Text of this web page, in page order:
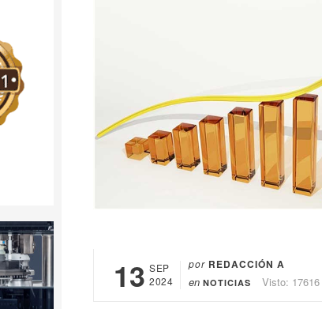
13 SEP
2024
por REDACCIÓN A
en NOTICIAS Visto: 17616